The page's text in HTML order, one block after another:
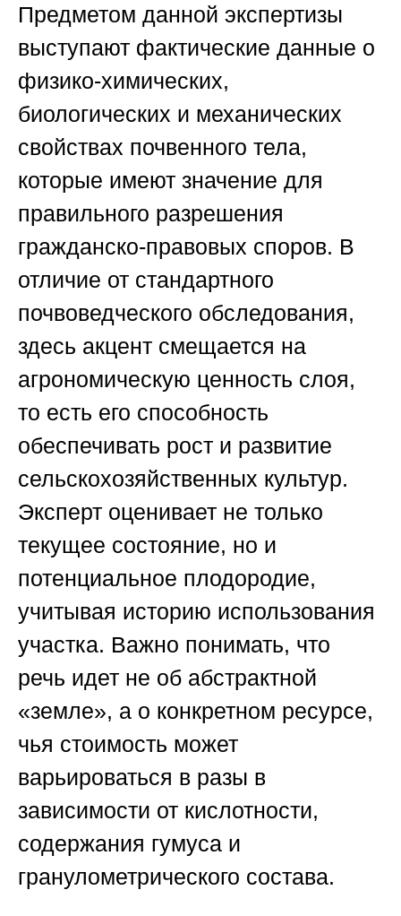
Предметом данной экспертизы
выступают фактические данные о
физико-химических,
биологических и механических
свойствах почвенного тела,
которые имеют значение для
правильного разрешения
гражданско-правовых споров. В
отличие от стандартного
почвоведческого обследования,
здесь акцент смещается на
агрономическую ценность слоя,
то есть его способность
обеспечивать рост и развитие
сельскохозяйственных культур.
Эксперт оценивает не только
текущее состояние, но и
потенциальное плодородие,
учитывая историю использования
участка. Важно понимать, что
речь идет не об абстрактной
«земле», а о конкретном ресурсе,
чья стоимость может
варьироваться в разы в
зависимости от кислотности,
содержания гумуса и
гранулометрического состава.